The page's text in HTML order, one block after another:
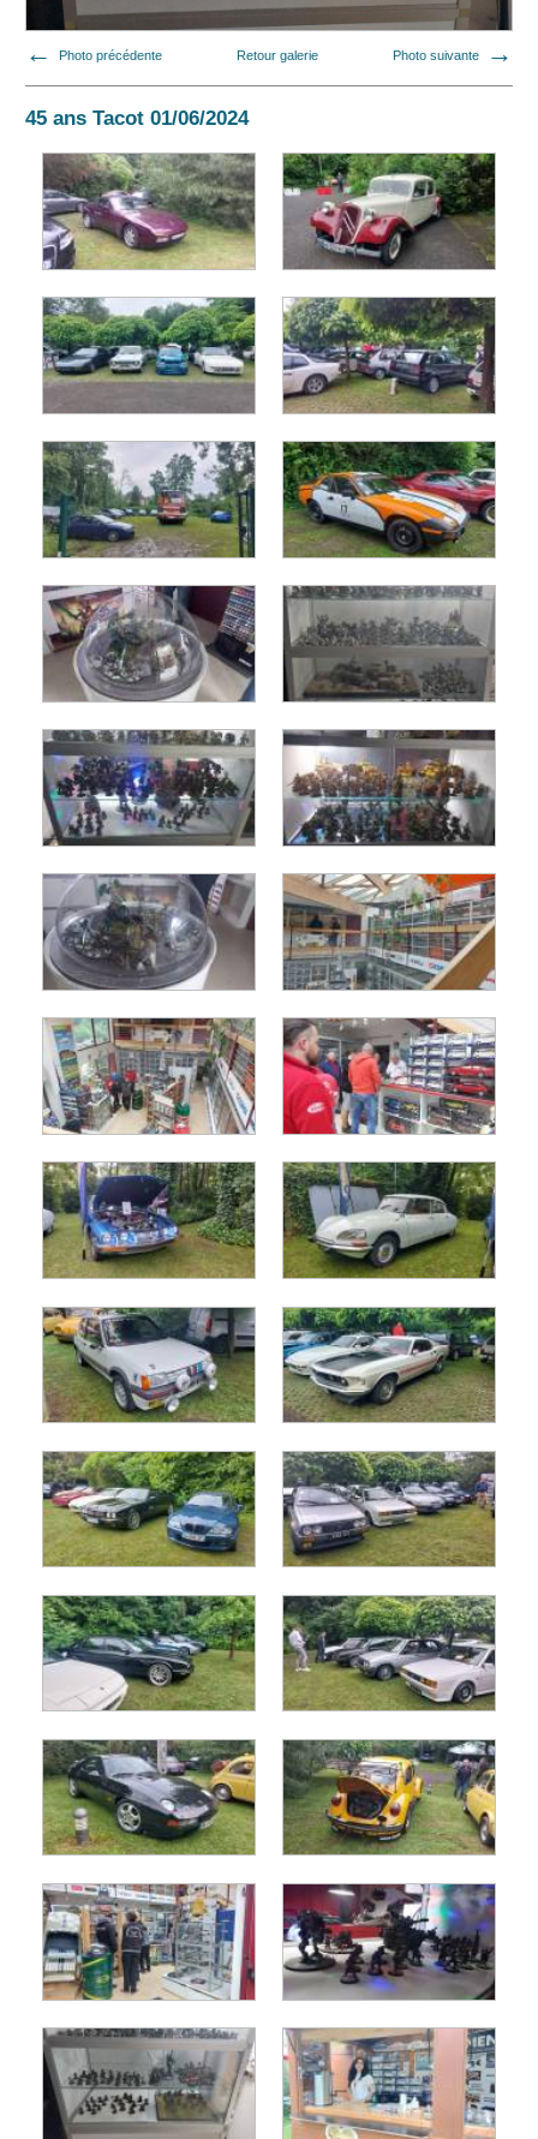
Photo précédente Retour galerie Photo suivante
45 ans Tacot 01/06/2024